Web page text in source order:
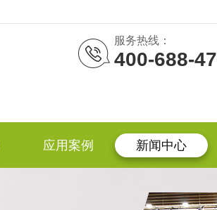
服务热线：
400-688-
应用案例 新闻中心